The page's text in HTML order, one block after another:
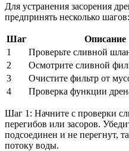
Для устранения засорения
предпринять несколько шагов:
Шаг
Описание
1
Проверьте сливной
2
Осмотрите сливной
3
Очистите фильтр от
4
Проверка функции
Шаг 1: Начните с проверки
перегибов или засоров.
подсоединен и не перегнут,
потоку воды.